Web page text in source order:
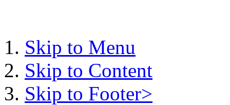
Skip to Menu
Skip to Content
Skip to Footer>